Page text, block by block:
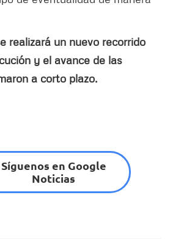
realizará un nuevo recorrido
y el avance de las
a corto plazo.
Síguenos en Google
Noticias